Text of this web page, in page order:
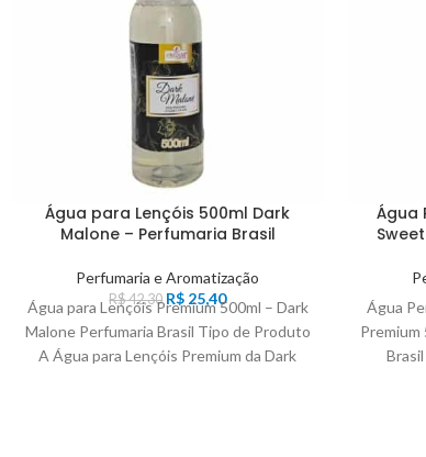
Água para Lençóis 500ml Dark
Malone – Perfumaria Brasil
Perfumaria e Aromatização
R$42,30 R$ 25,40
Água para Lençóis Premium 500ml – Dark
Malone Perfumaria Brasil Tipo de Produto
A Água para Lençóis Premium da Dark
Água
Água
Premium